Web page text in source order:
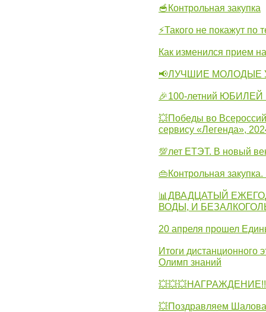
🥣Контрольная закупка
⚡Такого не покажут по
Как изменился прием
📢ЛУЧШИЕ МОЛОДЫЕ
🎉100-летний ЮБИЛЕЙ
💥Победы во
сервису «Легенда»,
💯лет ЕТЭТ. В новый
👜Контрольная
📊ДВАДЦАТЫЙ
ВОДЫ, И
20 апреля прошел
Итоги дистанционного
Олимп знаний
💥Поздравляем